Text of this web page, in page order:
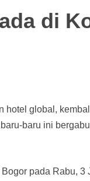
di
global,
baru ini
pada Rabu,